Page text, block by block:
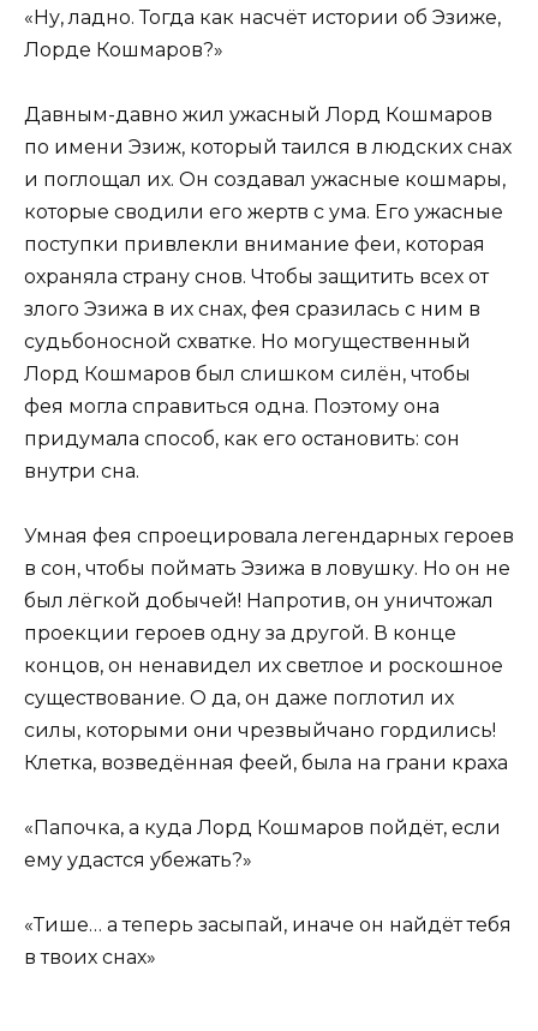
«Ну, ладно. Тогда как насчёт истории об Эзиже,
Лорде Кошмаров?»
Давным-давно жил ужасный Лорд Кошмаров
по имени Эзиж, который таился в людских снах
и поглощал их. Он создавал ужасные кошмары,
которые сводили его жертв с ума. Его ужасные
поступки привлекли внимание феи, которая
охраняла страну снов. Чтобы защитить всех от
злого Эзижа в их снах, фея сразилась с ним в
судьбоносной схватке. Но могущественный
Лорд Кошмаров был слишком силён, чтобы
фея могла справиться одна. Поэтому она
придумала способ, как его остановить: сон
внутри сна.
Умная фея спроецировала легендарных героев
в сон, чтобы поймать Эзижа в ловушку. Но он не
был лёгкой добычей! Напротив, он уничтожал
проекции героев одну за другой. В конце
концов, он ненавидел их светлое и роскошное
существование. О да, он даже поглотил их
силы, которыми они чрезвыйчано гордились!
Клетка, возведённая феей, была на грани краха
«Папочка, а куда Лорд Кошмаров пойдёт, если
ему удастся убежать?»
«Тише… а теперь засыпай, иначе он найдёт тебя
в твоих снах»